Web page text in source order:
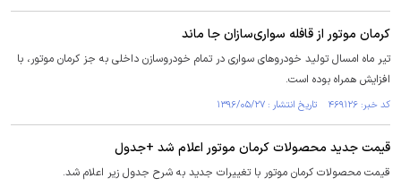
کرمان موتور از قافله سواری‌سازان جا ماند
تیر ماه امسال تولید خودروهای سواری در تمام خودروسازن داخلی به جز کرمان موتور، با
افزایش همراه بوده است.
کد خبر: ۴۶۹۱۲۶ تاریخ انتشار : ۱۳۹۶/۰۵/۲۷
قیمت جدید محصولات کرمان موتور اعلام شد +جدول
قیمت محصولات کرمان موتور با تغییرات جدید به شرح جدول زیر اعلام شد.